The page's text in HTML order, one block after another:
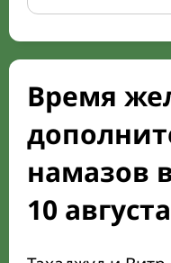
Время
намазов
10 августа